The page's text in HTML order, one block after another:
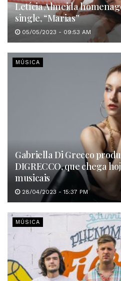
Letícia Almeida
single, “Marias”
05/05/2023 - 09:53 AM
MÚSICA
Gabriella Di Grecco
DIGRECCO, que chega
musicais
28/04/2023 - 15:37 PM
MÚSICA